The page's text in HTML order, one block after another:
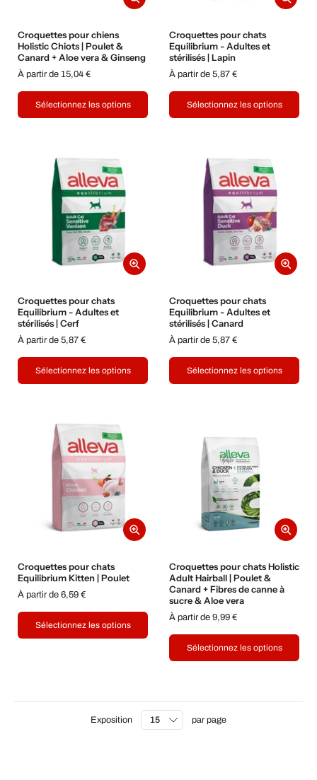
Croquettes pour chiens
Holistic Chiots | Poulet &
Canard + Aloe vera & Ginseng
À partir de 15,04 €
Sélectionnez les options
Croquettes pour chats
Equilibrium - Adultes et
stérilisés | Lapin
À partir de 5,87 €
Sélectionnez les options
Croquettes pour chats
Equilibrium - Adultes et
stérilisés | Cerf
À partir de 5,87 €
Sélectionnez les options
Croquettes pour chats
Equilibrium - Adultes et
stérilisés | Canard
À partir de 5,87 €
Sélectionnez les options
Croquettes pour chats
Equilibrium Kitten | Poulet
À partir de 6,59 €
Sélectionnez les options
Croquettes pour chats Holistic
Adult Hairball | Poulet &
Canard + Fibres de canne à
sucre & Aloe vera
À partir de 9,99 €
Sélectionnez les options
Exposition par page